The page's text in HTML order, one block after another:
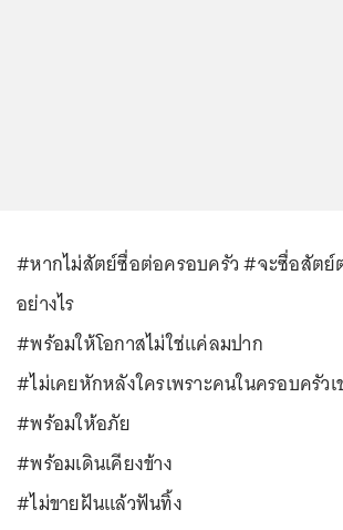
#หากไม่สัตย์ซื่อต่อครอบครัว #จะซื่อสัตย์
อย่างไร
#พร้อมให้โอกาสไม่ใช่แค่ลมปาก
#ไม่เคยหักหลังใครเพราะคนในครอบครัว
#พร้อมให้อภัย
#พร้อมเดินเคียงข้าง
#ไม่ขายฝันแล้วฟันทิ้ง